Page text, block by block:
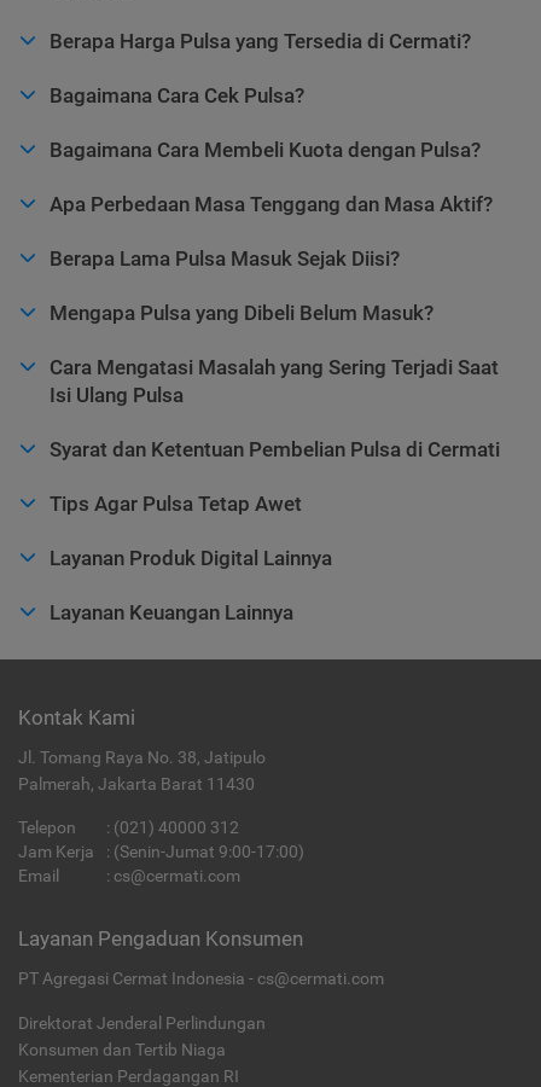
Berapa Harga Pulsa yang Tersedia di Cermati?
Bagaimana Cara Cek Pulsa?
Bagaimana Cara Membeli Kuota dengan Pulsa?
Apa Perbedaan Masa Tenggang dan Masa Aktif?
Berapa Lama Pulsa Masuk Sejak Diisi?
Mengapa Pulsa yang Dibeli Belum Masuk?
Cara Mengatasi Masalah yang Sering Terjadi Saat
Isi Ulang Pulsa
Syarat dan Ketentuan Pembelian Pulsa di Cermati
Tips Agar Pulsa Tetap Awet
Layanan Produk Digital Lainnya
Layanan Keuangan Lainnya
Kontak Kami
Jl. Tomang Raya No. 38, Jatipulo
Palmerah, Jakarta Barat 11430
Telepon : (021) 40000 312
Jam Kerja
: (Senin-Jumat 9:00-17:00)
Email
: cs@cermati.com
Layanan Pengaduan Konsumen
PT Agregasi Cermat Indonesia - cs@cermati.com
Direktorat Jenderal Perlindungan
Konsumen dan Tertib Niaga
Kementerian Perdagangan RI